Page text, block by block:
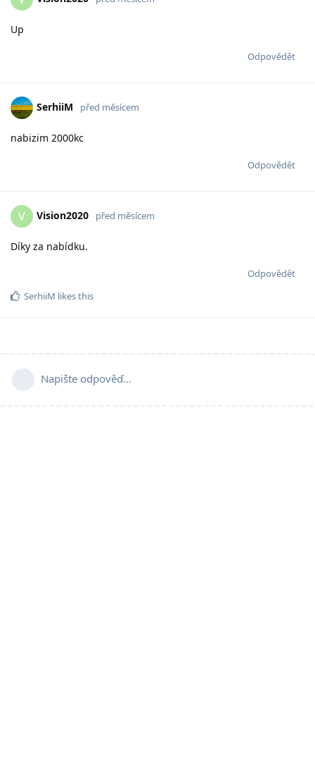
Up
Odpovědět
SerhiiM před měsícem
nabizim 2000kc
Odpovědět
V Vision2020 před měsícem
Díky za nabídku.
Odpovědět
SerhiiM likes this
Napište odpověď…